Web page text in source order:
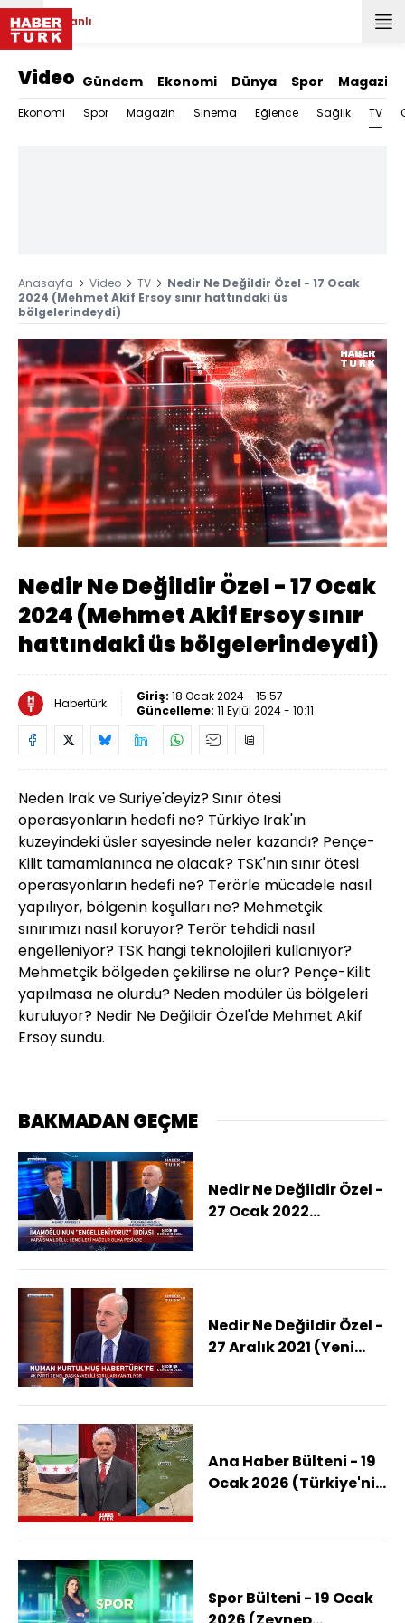
Canlı
Video Gündem Ekonomi Dünya Spor Magazin
Ekonomi Spor Magazin Sinema Eğlence Sağlık TV
Anasayfa Video TV
Nedir Ne Değildir Özel - 17 Ocak
2024 (Mehmet Akif Ersoy sınır hattındaki üs
bölgelerindeydi)
Sesi
Aç
Yüklendi:
1.15%
Oynatma
Hızı
Nedir Ne Değildir Özel - 17 Ocak
2024 (Mehmet Akif Ersoy sınır
hattındaki üs bölgelerindeydi)
Habertürk Giriş: 18 Ocak 2024 - 15:57
Güncelleme: 11 Eylül 2024 - 10:11
Neden Irak ve Suriye'deyiz? Sınır ötesi
operasyonların hedefi ne? Türkiye Irak'ın
kuzeyindeki üsler sayesinde neler kazandı? Pençe-
Kilit tamamlanınca ne olacak? TSK'nın sınır ötesi
operasyonların hedefi ne? Terörle mücadele nasıl
yapılıyor, bölgenin koşulları ne? Mehmetçik
sınırımızı nasıl koruyor? Terör tehdidi nasıl
engelleniyor? TSK hangi teknolojileri kullanıyor?
Mehmetçik bölgeden çekilirse ne olur? Pençe-Kilit
yapılmasa ne olurdu? Neden modüler üs bölgeleri
kuruluyor? Nedir Ne Değildir Özel'de Mehmet Akif
Ersoy sundu.
BAKMADAN GEÇME
Nedir Ne Değildir Özel -
27 Ocak 2022
Nedir Ne Değildir Özel -
27 Aralık 2021 (Yeni
Ana Haber Bülteni - 19
Ocak 2026 (Türkiye'nin
Spor Bülteni - 19 Ocak